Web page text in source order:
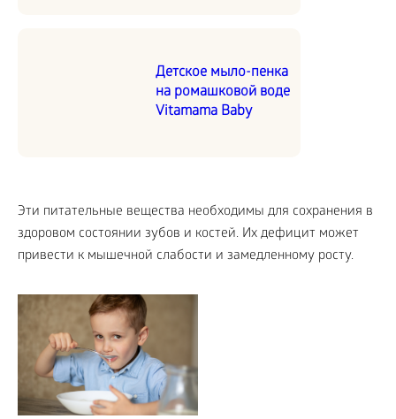
Детское мыло-пенка
на ромашковой воде
Vitamama Baby
Эти питательные вещества необходимы для сохранения в
здоровом состоянии зубов и костей. Их дефицит может
привести к мышечной слабости и замедленному росту.